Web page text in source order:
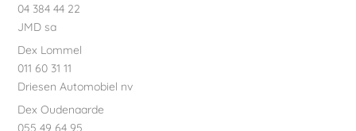
04 384 44 22
JMD sa
Dex Lommel
011 60 31 11
Driesen Automobiel nv
Dex Oudenaarde
055 49 64 95